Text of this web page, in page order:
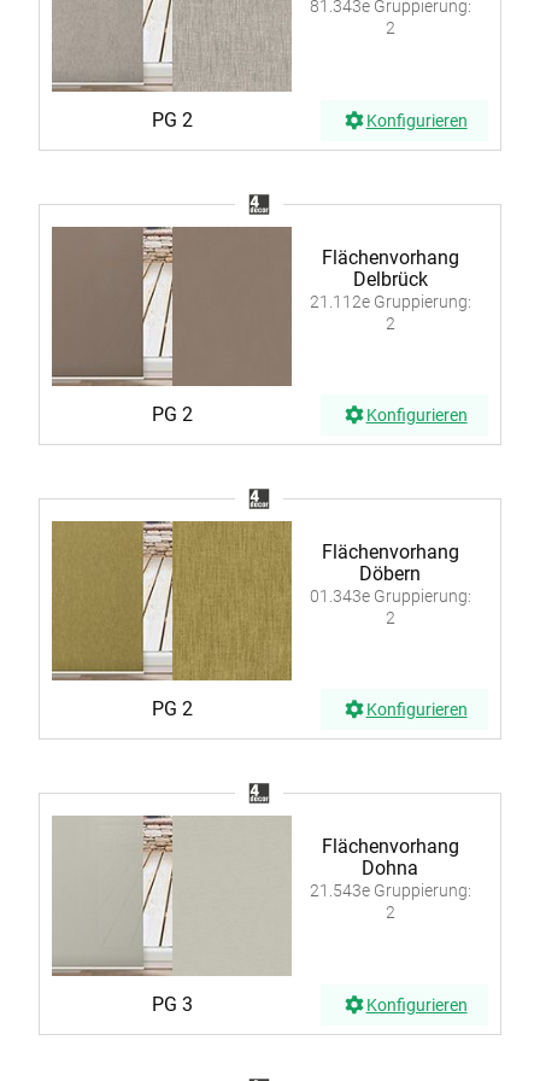
81.343e Gruppierung:
2
PG 2 Konfigurieren
Flächenvorhang
Delbrück
21.112e Gruppierung:
2
PG 2 Konfigurieren
Flächenvorhang
Döbern
01.343e Gruppierung:
2
PG 2 Konfigurieren
Flächenvorhang
Dohna
21.543e Gruppierung:
2
PG 3 Konfigurieren